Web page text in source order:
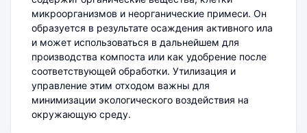
микроорганизмов и неорганические примеси. Он
образуется в результате осаждения активного ила
и может использоваться в дальнейшем для
производства компоста или как удобрение после
соответствующей обработки. Утилизация и
управление этим отходом важны для
минимизации экологического воздействия на
окружающую среду.